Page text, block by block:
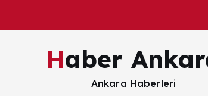
Haber
Ankara Haberleri